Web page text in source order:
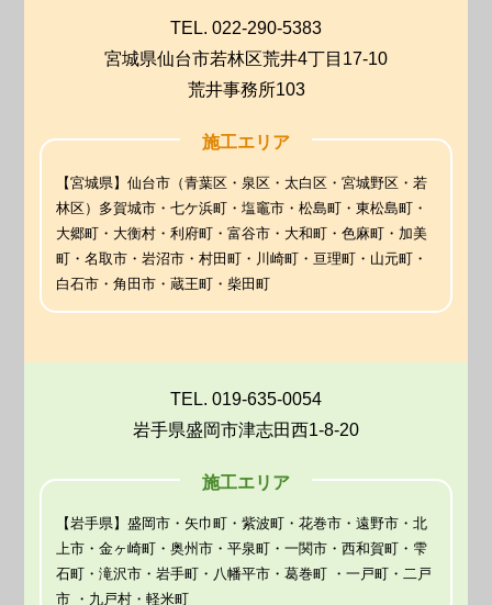
TEL. 022-290-5383
宮城県仙台市若林区荒井4丁目17-10
荒井事務所103
施工エリア
【宮城県】仙台市（青葉区・泉区・太白区・宮城野区・若
林区）多賀城市・七ケ浜町・塩竈市・松島町・東松島町・
大郷町・大衡村・利府町・富谷市・大和町・色麻町・加美
町・名取市・岩沼市・村田町・川崎町・亘理町・山元町・
白石市・角田市・蔵王町・柴田町
TEL. 019-635-0054
岩手県盛岡市津志田西1-8-20
施工エリア
【岩手県】盛岡市・矢巾町・紫波町・花巻市・遠野市・北
上市・金ヶ崎町・奥州市・平泉町・一関市・西和賀町・雫
石町・滝沢市・岩手町・八幡平市・葛巻町 ・一戸町・二戸
市 ・九戸村・軽米町